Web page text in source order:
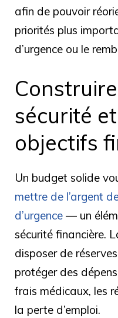
afin de pouvoir
priorités plus
d’urgence ou le
sécurité
objectifs
Un budget solide
mettre de l’argent
d’urgence — un
sécurité financière.
disposer de
protéger des
frais médicaux, les
la perte d’emploi.